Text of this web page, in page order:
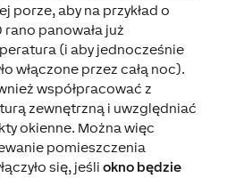
porze, aby na przykład o
panowała już
(i aby jednocześnie
włączone przez całą noc).
współpracować z
zewnętrzną i uwzględniać
okienne. Można więc
pomieszczenia
się, jeśli okno będzie